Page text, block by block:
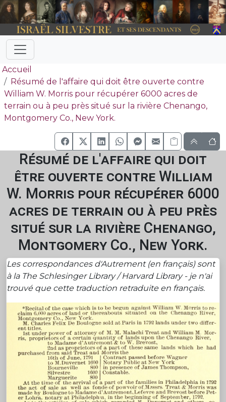
Accueil
Résumé de l'affaire qui doit être ouverte contre
William W. Morris pour récupérer 6000 acres de
terrain ou à peu près situé sur la rivière Chenango,
Montgomery Co., New York.
Résumé de l'affaire qui doit
être ouverte contre William
W. Morris pour récupérer 6000
acres de terrain ou à peu près
situé sur la rivière Chenango,
Montgomery Co., New York.
Les correspondances d'Autrement (en français) sont
à la The Schlesinger Library / Harvard Library - je n'ai
trouvé que cette traduction retraduite en français.